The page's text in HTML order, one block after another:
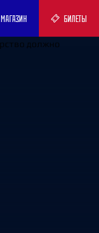
МАГАЗИН БИЛЕТЫ